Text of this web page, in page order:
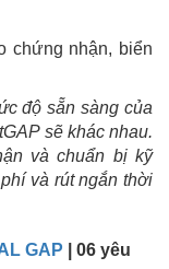
chứng nhận, biển
độ sẵn sàng của
sẽ khác nhau.
và chuẩn bị kỹ
và rút ngắn thời
GAP
| 06 yêu